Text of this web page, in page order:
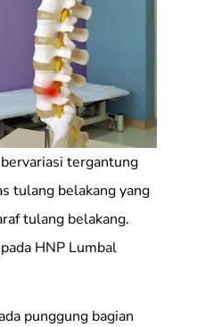
tergantung
tulang belakang yang
tulang belakang.
HNP Lumbal
punggung bagian